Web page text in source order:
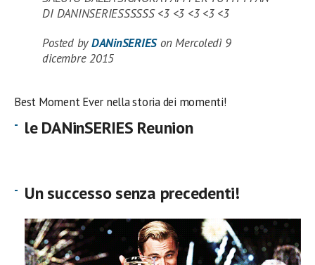
DI DANINSERIESSSSSS <3 <3 <3 <3 <3
Posted byDANinSERIESon Mercoledì 9
dicembre 2015
Best Moment Ever nella storia dei momenti!
le DANinSERIES Reunion
Un successo senza precedenti!